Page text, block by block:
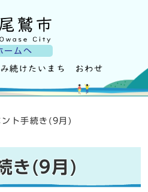
ームへ
ント手続き(9月)
き(9月)